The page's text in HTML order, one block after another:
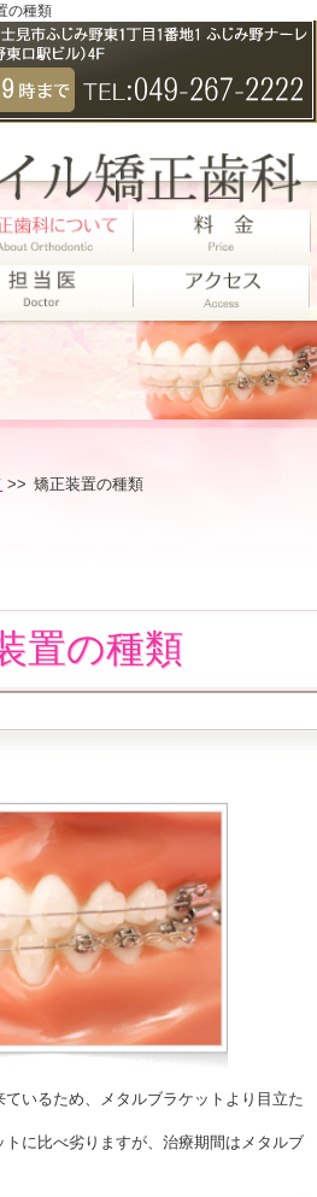
の種類
>> 矯正装置の種類
置の種類
いるため、メタルブラケットより目立た
に比べ劣りますが、治療期間はメタルブ